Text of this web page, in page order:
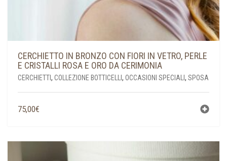
CERCHIETTO IN BRONZO CON FIORI IN VETRO, PERLE
E CRISTALLI ROSA E ORO DA CERIMONIA
CERCHIETTI, COLLEZIONE BOTTICELLI , OCCASIONI SPECIALI , SPOSA
75,00€